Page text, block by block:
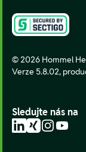
© 2026 Hommel
Verze 5.8.02,
Sledujte nás na
LinkedIn
XingInstagram
YouTube